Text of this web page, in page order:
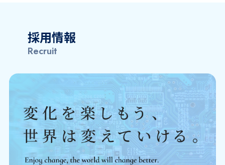
採用情報
Recruit